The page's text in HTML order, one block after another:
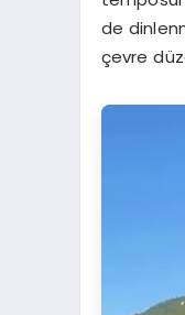
de
çevre